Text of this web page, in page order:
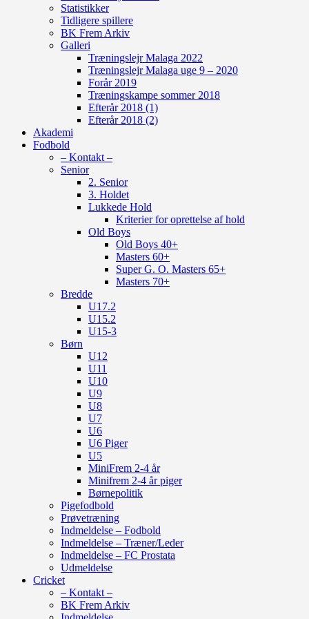
Statistikker
Tidligere spillere
BK Frem Arkiv
Galleri
Træningslejr Malaga 2022
Træningslejr Malaga uge 9 – 2020
Forår 2019
Træningskampe sommer 2018
Efterår 2018 (1)
Efterår 2018 (2)
Akademi
Fodbold
– Kontakt –
Senior
2. Senior
3. Holdet
Lukkede Hold
Kriterier for oprettelse af hold
Old Boys
Old Boys 40+
Masters 60+
Super G. O. Masters 65+
Masters 70+
Bredde
U17.2
U15.2
U15-3
Børn
U12
U11
U10
U9
U8
U7
U6
U6 Piger
U5
MiniFrem 2-4 år
Minifrem 2-4 år piger
Børnepolitik
Pigefodbold
Prøvetræning
Indmeldelse – Fodbold
Indmeldelse – Træner/Leder
Indmeldelse – FC Prostata
Udmeldelse
Cricket
– Kontakt –
BK Frem Arkiv